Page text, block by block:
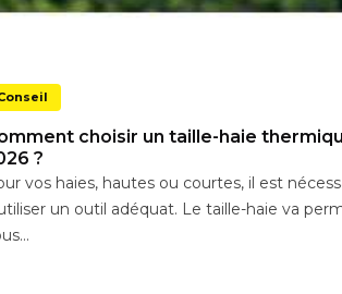
choisir un taille-haie
?
vos haies, hautes ou courtes, il est
un outil adéquat. Le taille-haie va